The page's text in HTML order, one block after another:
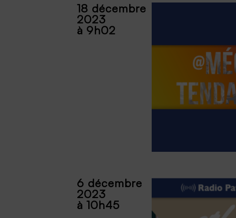
18 décembre
2023
à 9h02
6 décembre
2023
à 10h45